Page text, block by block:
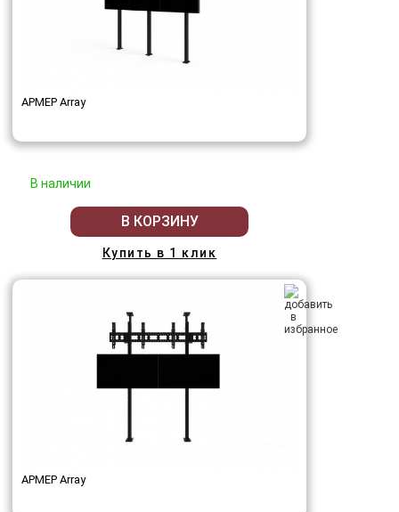
АРМЕР Array
В наличии
В КОРЗИНУ
Купить в 1 клик
АРМЕР Array